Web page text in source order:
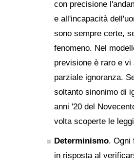
con precisione
e all'incapacità
sono sempre certe,
fenomeno. Nel
previsione è raro e
parziale ignoranza.
soltanto sinonimo di
anni '20 del
volta scoperte le
Determinismo. Ogni
in risposta al